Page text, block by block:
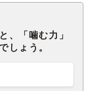
、「噛む力」
しょう。